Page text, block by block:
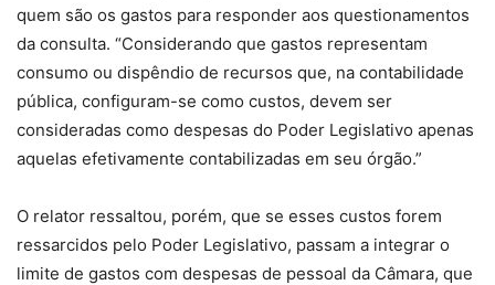
quem são os gastos para responder aos questionamentos
da consulta. “Considerando que gastos representam
consumo ou dispêndio de recursos que, na contabilidade
pública, configuram-se como custos, devem ser
consideradas como despesas do Poder Legislativo apenas
aquelas efetivamente contabilizadas em seu órgão.”
O relator ressaltou, porém, que se esses custos forem
ressarcidos pelo Poder Legislativo, passam a integrar o
limite de gastos com despesas de pessoal da Câmara, que